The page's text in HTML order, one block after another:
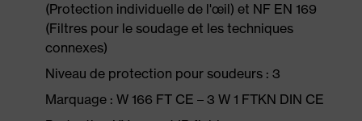
(Protection individuelle de l'œil) et NF EN 169
(Filtres pour le soudage et les techniques
connexes)
Niveau de protection pour soudeurs : 3
Marquage : W 166 FT CE – 3 W 1 FTKN DIN CE